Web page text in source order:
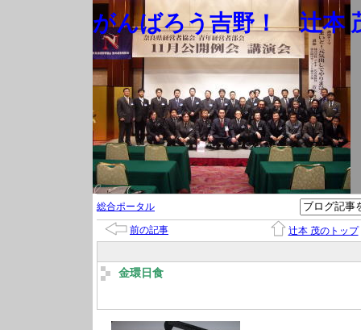
がんばろう吉野！ 辻本
総合ポータル
前の記事 辻本 茂のトップ
金環日食